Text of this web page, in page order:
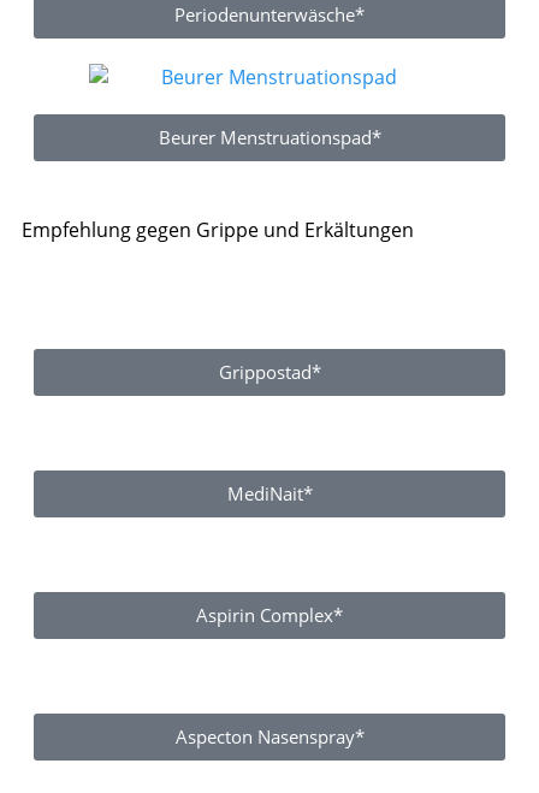
Periodenunterwäsche*
Beurer Menstruationspad*
Empfehlung gegen Grippe und Erkältungen
Grippostad*
MediNait*
Aspirin Complex*
Aspecton Nasenspray*